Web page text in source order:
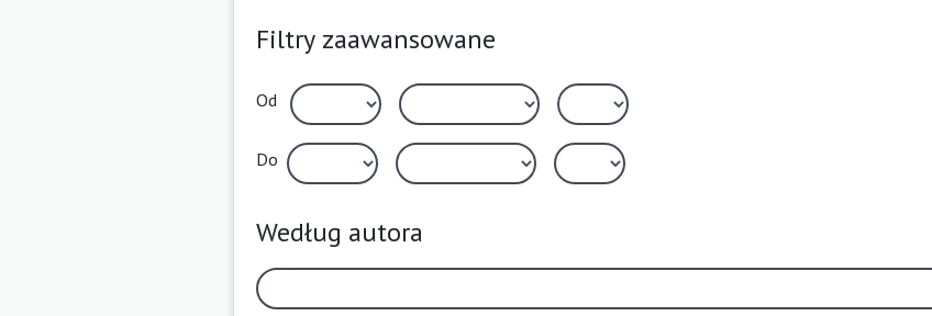
Filtry zaawansowane
Od
Do
Według autora